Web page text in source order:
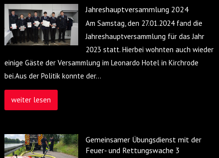
Jahreshauptversammlung 2024
Am Samstag, den 27.01.2024 fand die
Jahreshauptversammlung für das Jahr
2023 statt. Hierbei wohnten auch wieder
einige Gäste der Versammlung im Leonardo Hotel in Kirchrode
bei.Aus der Politik konnte der…
weiter lesen
Gemeinsamer Übungsdienst mit der
Feuer- und Rettungswache 3